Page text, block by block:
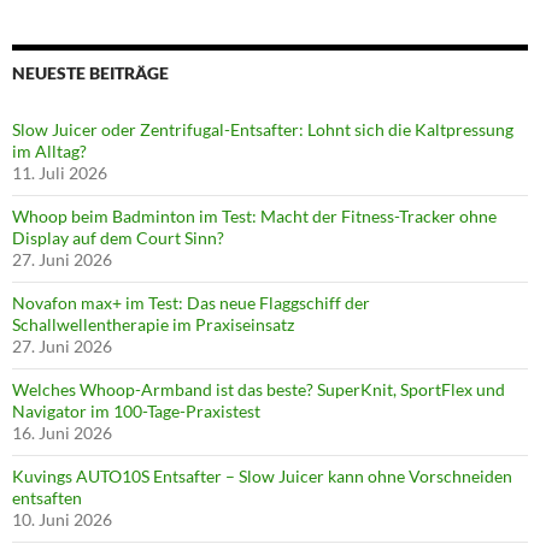
NEUESTE BEITRÄGE
Slow Juicer oder Zentrifugal-Entsafter: Lohnt sich die Kaltpressung
im Alltag?
11. Juli 2026
Whoop beim Badminton im Test: Macht der Fitness-Tracker ohne
Display auf dem Court Sinn?
27. Juni 2026
Novafon max+ im Test: Das neue Flaggschiff der
Schallwellentherapie im Praxiseinsatz
27. Juni 2026
Welches Whoop-Armband ist das beste? SuperKnit, SportFlex und
Navigator im 100-Tage-Praxistest
16. Juni 2026
Kuvings AUTO10S Entsafter – Slow Juicer kann ohne Vorschneiden
entsaften
10. Juni 2026